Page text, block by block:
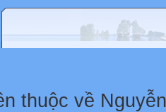
thuộc về